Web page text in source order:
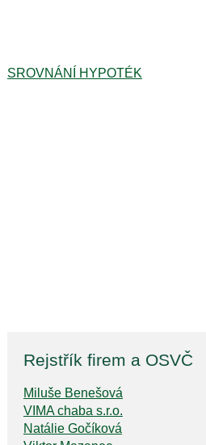
SROVNÁNÍ HYPOTÉK
Rejstřík firem a OSVČ
Miluše Benešová
VIMA chaba s.r.o.
Natálie Gočíková